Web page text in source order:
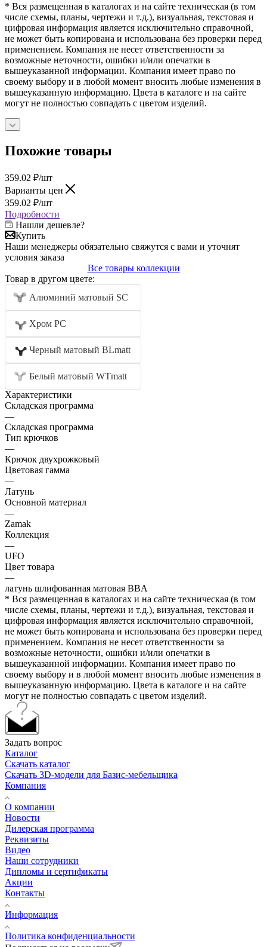
* Вся размещенная в каталогах и на сайте техническая (в том
числе схемы, планы, чертежи и т.д.), визуальная, текстовая и
цифровая информация является исключительно справочной,
не может быть копирована и использована без проверки перед
применением. Компания не несет ответственности за
возможные неточности, ошибки и/или опечатки в
вышеуказанной информации. Компания имеет право по
своему выбору и в любой момент вносить любые изменения в
вышеуказанную информацию. Цвета в каталоге и на сайте
могут не полностью совпадать с цветом изделий.
Похожие товары
359.02 ₽/шт
Варианты цен
359.02 ₽/шт
Подробности
Нашли дешевле?
Купить
Наши менеджеры обязательно свяжутся с вами и уточнят
условия заказа
Все товары коллекции
Товар в другом цвете:
Алюминий матовый SC
Хром PC
Черный матовый BLmatt
Белый матовый WTmatt
Характеристики
Складская программа
—
Складская программа
Тип крючков
—
Крючок двухрожковый
Цветовая гамма
—
Латунь
Основной материал
—
Zamak
Коллекция
—
UFO
Цвет товара
—
латунь шлифованная матовая BBA
* Вся размещенная в каталогах и на сайте техническая (в том
числе схемы, планы, чертежи и т.д.), визуальная, текстовая и
цифровая информация является исключительно справочной,
не может быть копирована и использована без проверки перед
применением. Компания не несет ответственности за
возможные неточности, ошибки и/или опечатки в
вышеуказанной информации. Компания имеет право по
своему выбору и в любой момент вносить любые изменения в
вышеуказанную информацию. Цвета в каталоге и на сайте
могут не полностью совпадать с цветом изделий.
Задать вопрос
Каталог
Скачать каталог
Скачать 3D-модели для Базис-мебельщика
Компания
О компании
Новости
Дилерская программа
Реквизиты
Видео
Наши сотрудники
Дипломы и сертификаты
Акции
Контакты
Информация
Политика конфиденциальности